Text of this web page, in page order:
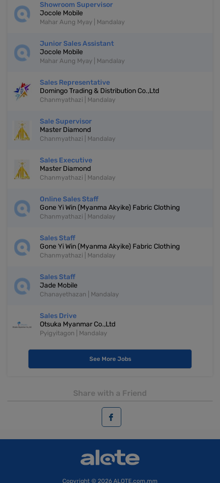
Showroom Supervisor
Jocole Mobile
Mahar Aung Myay | Mandalay
Junior Sales Assistant
Jocole Mobile
Mahar Aung Myay | Mandalay
Sales Representative
Domingo Trading & Distribution Co.,Ltd
Chanmyathazi | Mandalay
Sale Supervisor
Master Diamond
Chanmyathazi | Mandalay
Sales Executive
Master Diamond
Chanmyathazi | Mandalay
Online Sales Staff
Gone Yi Win (Myanma Akyike) Fabric Clothing
Chanmyathazi | Mandalay
Sales Staff
Gone Yi Win (Myanma Akyike) Fabric Clothing
Chanmyathazi | Mandalay
Sales Staff
Jade Mobile
Chanayethazan | Mandalay
Sales Drive
Otsuka Myanmar Co.,Ltd
Pyigyitagon | Mandalay
See More Jobs
Share with a Friend
Copyright © 2026 ALOTE.com.mm